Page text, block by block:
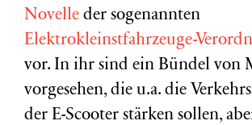
Novelle der sogenannten
Elektrokleinstfahrzeuge-
vor. In ihr sind ein Bündel von
vorgesehen, die u.a. die
der E-Scooter stärken sollen,